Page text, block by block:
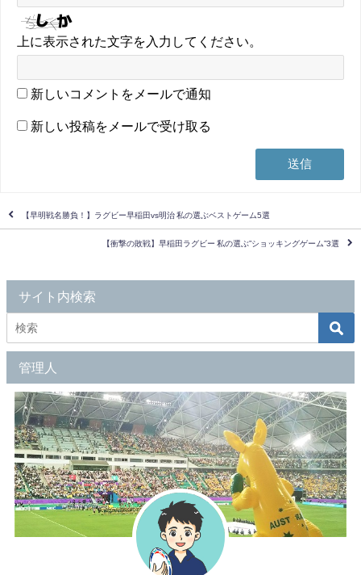
上に表示された文字を入力してください。
新しいコメントをメールで通知
新しい投稿をメールで受け取る
【早明戦名勝負！】ラグビー早稲田vs明治 私の選ぶベストゲーム5選
【衝撃の敗戦】早稲田ラグビー 私の選ぶ”ショッキングゲーム”3選
サイト内検索
管理人